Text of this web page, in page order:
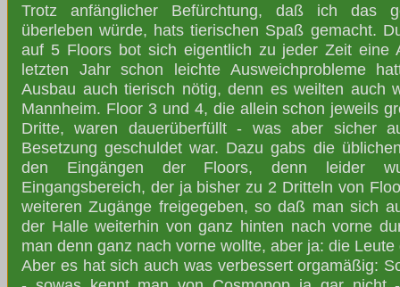
Trotz anfänglicher Befürchtung, daß ich das
überleben würde, hats tierischen Spaß gemacht.
auf 5 Floors bot sich eigentlich zu jeder Zeit eine
letzten Jahr schon leichte Ausweichprobleme
Ausbau auch tierisch nötig, denn es weilten auch
Mannheim. Floor 3 und 4, die allein schon jeweils
Dritte, waren dauerüberfüllt - was aber sicher
Besetzung geschuldet war. Dazu gabs die
den Eingängen der Floors, denn leider
Eingangsbereich, der ja bisher zu 2 Dritteln von
weiteren Zugänge freigegeben, so daß man sich
der Halle weiterhin von ganz hinten nach vorne
man denn ganz nach vorne wollte, aber ja: die Leute
Aber es hat sich auch was verbessert orgamäßig: